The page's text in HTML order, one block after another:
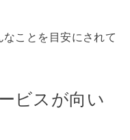
ことを目安にされて
ビスが向い